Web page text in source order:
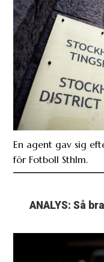
En agent gav sig
för Fotboll Sthlm.
ANALYS: Så